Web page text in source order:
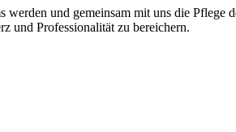
werden und gemeinsam mit uns die
und Professionalität zu bereichern.